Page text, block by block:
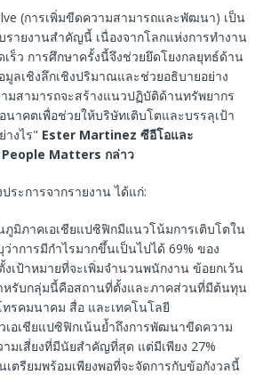
(การเพิ่มขีดความสามารถและพัฒนา) เป็น
ายงานสำคัญนี้ เนื่องจากโลกแห่งการทำงาน
ร็ว การศึกษาครั้งนี้จึงช่วยยึดโยงกลยุทธ์ด้าน
ลเชิงลึกเชิงปริมาณและช่วยอธิบายอย่าง
มสามารถจะสร้างแนวปฏิบัติด้านทรัพยากร
าคตเพื่อช่วยให้บริษัทเติบโตและบรรลุเป้า
างไร" Ester Martinez ซีอีโอและ
People Matters กล่าว
ะการจากรายงาน ได้แก่:
ภูมิภาคเอเชียแปซิฟิกมีแนวโน้มการเติบโตใน
ว่าการมีกำไรมากขึ้นเป็นไปได้ 69% ของ
งเป้าหมายที่จะเพิ่มจำนวนพนักงาน ข้อยกเว้น
ำหรับกลุ่มนี้คือสถานที่ตั้งและภาคส่วนที่มีต้นทุน
ทรคมนาคม สื่อ และเทคโนโลยี
เอเชียแปซิฟิกเน้นย้ำถึงการพัฒนาขีดความ
ามเสี่ยงที่มีนัยสำคัญที่สุด แต่มีเพียง 27%
ตรียมพร้อมเพียงพอที่จะจัดการกับข้อกังวลนี้